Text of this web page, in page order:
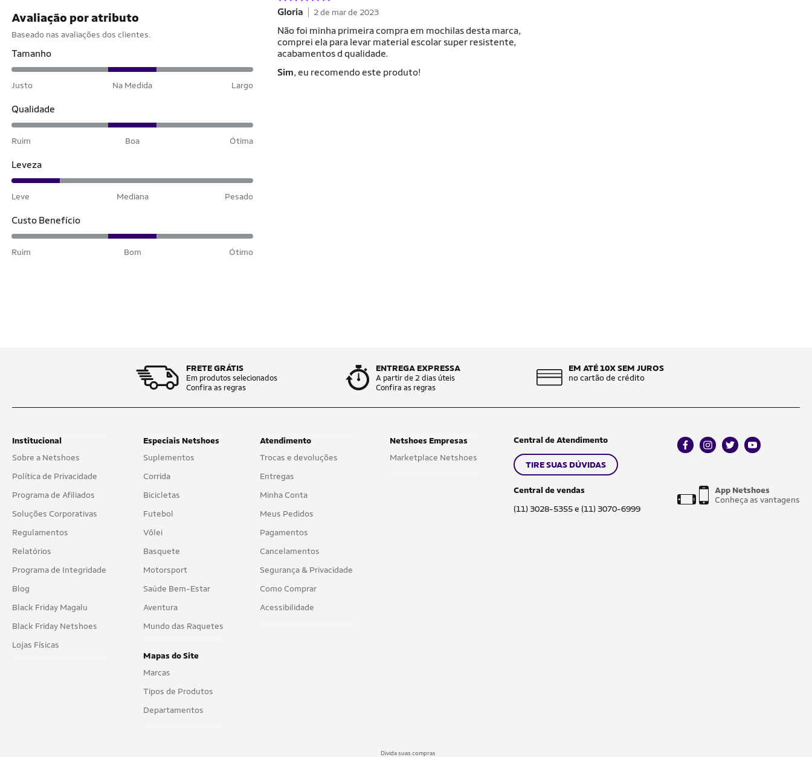
Avaliação por atributo
Baseado nas avaliações dos clientes.
Tamanho
Justo Na Medida Largo
Qualidade
Ruim Boa Ótima
Leveza
Leve Mediana Pesado
Custo Benefício
Ruim Bom Ótimo
Gloria 2 de mar de 2023
Não foi minha primeira compra em mochilas desta marca,
comprei ela para levar material escolar super resistente,
acabamentos d qualidade.
Sim, eu recomendo este produto!
FRETE GRÁTIS
Em produtos selecionados
Confira as regras
ENTREGA EXPRESSA
A partir de 2 dias úteis
Confira as regras
EM ATÉ 10X SEM JUROS
no cartão de crédito
Institucional
Sobre a Netshoes
Política de Privacidade
Programa de Afiliados
Soluções Corporativas
Regulamentos
Relatórios
Programa de Integridade
Blog
Black Friday Magalu
Black Friday Netshoes
Lojas Físicas
Especiais Netshoes
Suplementos
Corrida
Bicicletas
Futebol
Vôlei
Basquete
Motorsport
Saúde Bem-Estar
Aventura
Mundo das Raquetes
Mapas do Site
Marcas
Tipos de Produtos
Departamentos
Atendimento
Trocas e devoluções
Entregas
Minha Conta
Meus Pedidos
Pagamentos
Cancelamentos
Segurança & Privacidade
Como Comprar
Acessibilidade
Netshoes Empresas
Marketplace Netshoes
Central de Atendimento
TIRE SUAS DÚVIDAS
Central de vendas
(11) 3028-5355 e (11) 3070-6999
facebookinstagram
twitteryoutube
App Netshoes
Conheça as vantagens
Divida suas compras